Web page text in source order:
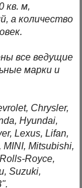
кв. м,
а количество
все ведущие
марки и
Chrysler,
Hyundai,
Lexus, Lifan,
MINI, Mitsubishi,
Royce,
Suzuki,